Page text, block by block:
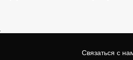
Связаться с